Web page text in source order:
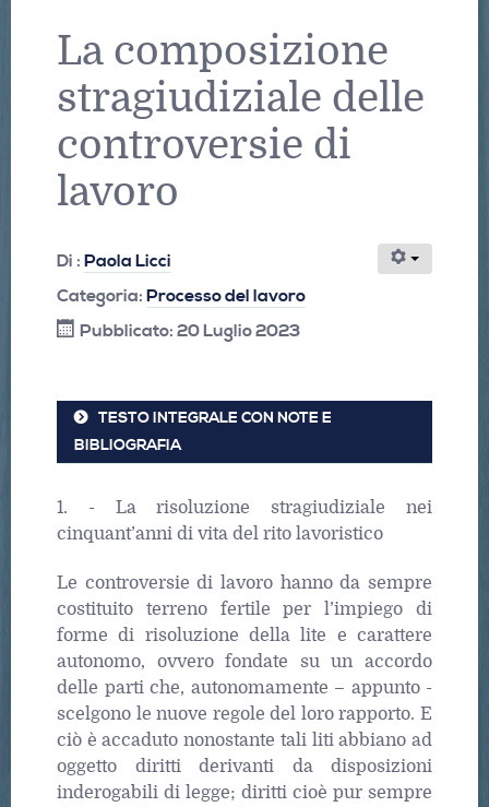
La composizione
stragiudiziale delle
controversie di
lavoro
Di : Paola Licci
Categoria: Processo del lavoro
Pubblicato: 20 Luglio 2023
TESTO INTEGRALE CON NOTE E
BIBLIOGRAFIA
1. - La risoluzione stragiudiziale nei
cinquant’anni di vita del rito lavoristico
Le controversie di lavoro hanno da sempre
costituito terreno fertile per l’impiego di
forme di risoluzione della lite e carattere
autonomo, ovvero fondate su un accordo
delle parti che, autonomamente – appunto -
scelgono le nuove regole del loro rapporto. E
ciò è accaduto nonostante tali liti abbiano ad
oggetto diritti derivanti da disposizioni
inderogabili di legge; diritti cioè pur sempre